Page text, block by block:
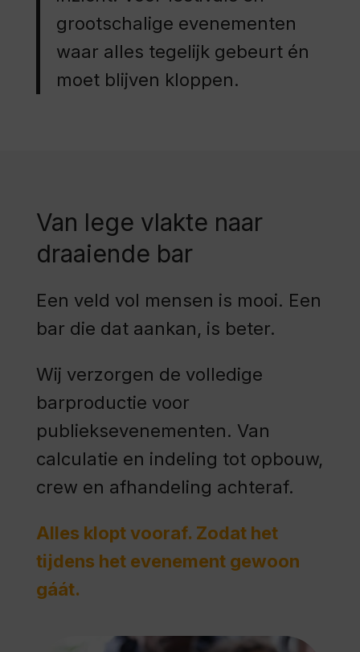
grootschalige evenementen
waar alles tegelijk gebeurt én
moet blijven kloppen.
Van lege vlakte naar
draaiende bar
Een veld vol mensen is mooi. Een
bar die dat aankan, is beter.
Wij verzorgen de volledige
barproductie voor
publieksevenementen. Van
calculatie en indeling tot opbouw,
crew en afhandeling achteraf.
Alles klopt vooraf. Zodat het
tijdens het evenement gewoon
gáát.